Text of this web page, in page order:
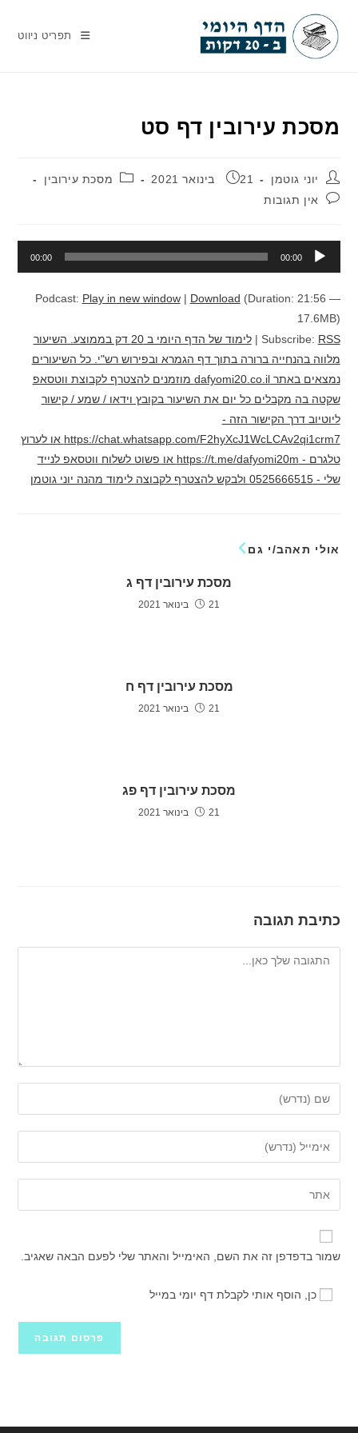
content
תפריט ניווט
מסכת עירובין דף סט
מחבר:יוני גוטמן פורסם:
21 בינואר 2021 קטגוריה:מסכת עירובין
תגובות:אין תגובות
00:00
00:00
Podcast: Play in new window| Download (Duration: 21:56 —
17.6MB)
Subscribe: RSS
|
לימוד של הדף היומי ב 20 דק בממוצע. השיעור
מלווה בהנחייה ברורה בתוך דף הגמרא ובפירוש רש"י. כל השיעורים
נמצאים באתר dafyomi20.co.il מוזמנים להצטרף לקבוצת ווטסאפ
שקטה בה מקבלים כל יום את השיעור בקובץ וידאו / שמע / קישור
ליוטיוב דרך הקישור הזה -
https://chat.whatsapp.com/F2hyXcJ1WcLCAv2qi1crm7 או לערוץ
טלגרם - https://t.me/dafyomi20m או פשוט לשלוח ווטסאפ לנייד
שלי - 0525666515 ולבקש להצטרף לקבוצה לימוד מהנה יוני גוטמן
אולי תאהב/י גם
מסכת עירובין דף ג
21 בינואר 2021
מסכת עירובין דף ח
21 בינואר 2021
מסכת עירובין דף פג
21 בינואר 2021
כתיבת תגובה
להגיב
את
השם
שלך
שם
משתמש
כדי
להגיב
את
כתובת
דואר
שלך
כדי
את
כתובת
שלך
שמור בדפדפן זה את השם, האימייל והאתר שלי לפעם הבאה שאגיב.
כן, הוסף אותי לקבלת דף יומי במייל